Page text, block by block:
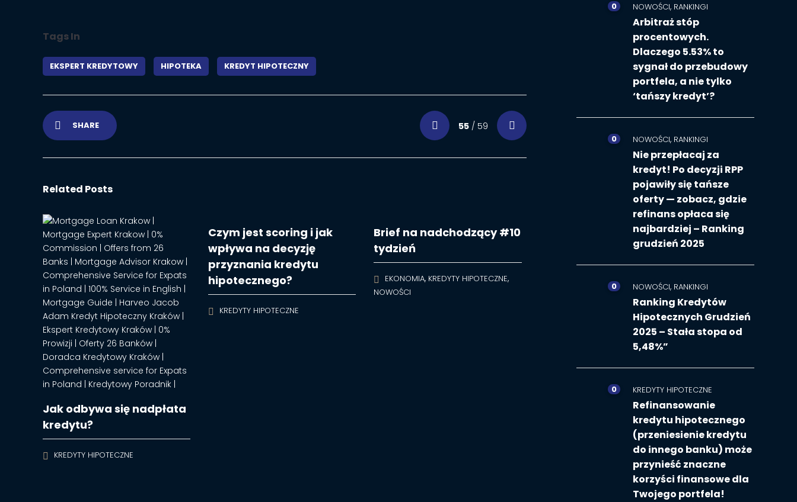
Tags In
EKSPERT KREDYTOWY HIPOTEKA KREDYT HIPOTECZNY
SHARE 55 / 59
Related Posts
Jak odbywa się nadpłata
kredytu?
KREDYTY HIPOTECZNE
Czym jest scoring i jak
wpływa na decyzję
przyznania kredytu
hipotecznego?
KREDYTY HIPOTECZNE
Brief na nadchodzący #10
tydzień
EKONOMIA, KREDYTY HIPOTECZNE,
NOWOŚCI
0 NOWOŚCI, RANKINGI
Arbitraż stóp
procentowych.
Dlaczego 5.53% to
sygnał do przebudowy
portfela, a nie tylko
‘tańszy kredyt’?
0 NOWOŚCI, RANKINGI
Nie przepłacaj za
kredyt! Po decyzji RPP
pojawiły się tańsze
oferty — zobacz, gdzie
refinans opłaca się
najbardziej – Ranking
grudzień 2025
0 NOWOŚCI, RANKINGI
Ranking Kredytów
Hipotecznych Grudzień
2025 – Stała stopa od
5,48%”
0 KREDYTY HIPOTECZNE
Refinansowanie
kredytu hipotecznego
(przeniesienie kredytu
do innego banku) może
przynieść znaczne
korzyści finansowe dla
Twojego portfela!